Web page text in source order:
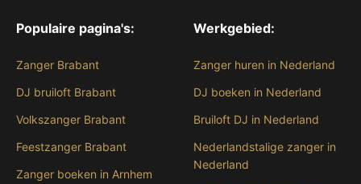
Populaire pagina's:
Zanger Brabant
DJ bruiloft Brabant
Volkszanger Brabant
Feestzanger Brabant
Zanger boeken in Arnhem
Werkgebied:
Zanger huren in Nederland
DJ boeken in Nederland
Bruiloft DJ in Nederland
Nederlandstalige zanger in
Nederland